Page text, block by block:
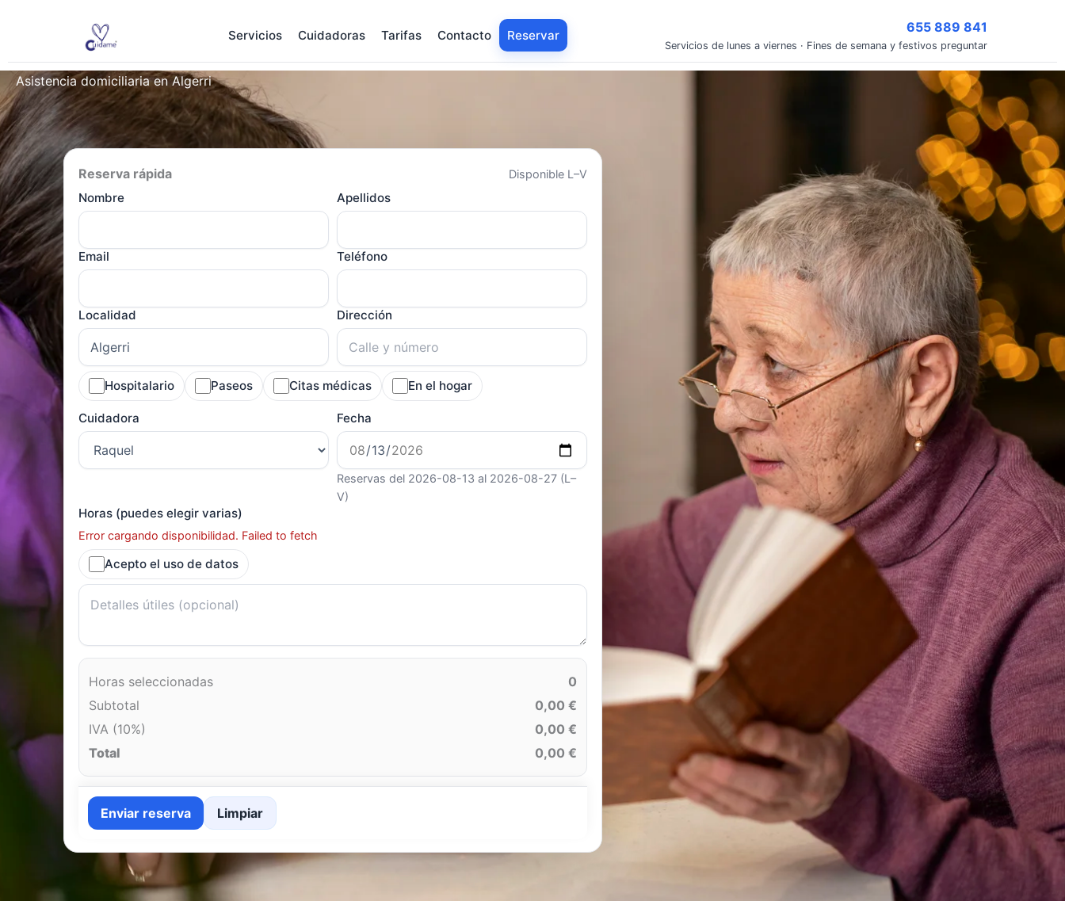
Servicios Cuidadoras Tarifas Contacto Reservar
655 889 841
Servicios de lunes a viernes · Fines de semana y festivos preguntar
Asistencia domiciliaria en Algerri
Reserva rápida Disponible L–V
Nombre Apellidos
Email Teléfono
Localidad Dirección
Hospitalario Paseos Citas médicas En el hogar
Cuidadora Fecha
Reservas del 2026-08-13 al 2026-08-27 (L–
V)
Horas (puedes elegir varias)
Error cargando disponibilidad. Failed to fetch
Acepto el uso de datos
Horas seleccionadas
0
Subtotal
0,00 €
IVA (10%)
0,00 €
Total
0,00 €
Enviar reserva Limpiar